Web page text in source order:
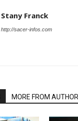
Stany Franck
http://sacer-infos.com
MORE FROM AUTHOR